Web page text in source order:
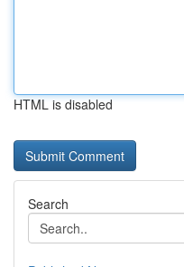
HTML is disabled
Search